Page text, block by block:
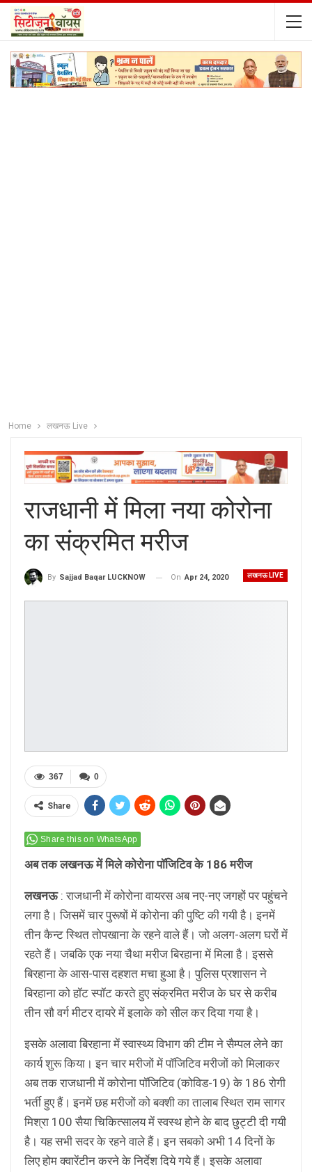
Home लखनऊ Live
राजधानी में मिला नया कोरोना
का संक्रमित मरीज
लखनऊ LIVE
By Sajjad Baqar LUCKNOW On Apr 24, 2020
0
367
Share
Share this on WhatsApp
अब तक लखनऊ में मिले कोरोना पॉजिटिव के 186 मरीज
लखनऊ: राजधानी में कोरोना वायरस अब नए-नए जगहों पर पहुंचने
लगा है। जिसमें चार पुरूषों में कोरोना की पुष्टि की गयी है। इनमें
तीन कैन्ट स्थित तोपखाना के रहने वाले हैं। जो अलग-अलग घरों में
रहते हैं। जबकि एक नया चैथा मरीज बिरहाना में मिला है। इससे
बिरहाना के आस-पास दहशत मचा हुआ है। पुलिस प्रशासन ने
बिरहाना को हॉट स्पॉट करते हुए संक्रमित मरीज के घर से करीब
तीन सौ वर्ग मीटर दायरे में इलाके को सील कर दिया गया है।
इसके अलावा बिरहाना में स्वास्थ्य विभाग की टीम ने सैम्पल लेने का
कार्य शुरू किया। इन चार मरीजों में पॉजिटिव मरीजों को मिलाकर
अब तक राजधानी में कोरोना पॉजिटिव (कोविड-19) के 186 रोगी
भर्ती हुए हैं। इनमें छह मरीजों को बक्शी का तालाब स्थित राम सागर
मिश्रा 100 सैया चिकित्सालय में स्वस्थ होने के बाद छुट्टी दी गयी
है। यह सभी सदर के रहने वाले हैं। इन सबको अभी 14 दिनों के
लिए होम क्वारेंटीन करने के निर्देश दिये गये हैं। इसके अलावा